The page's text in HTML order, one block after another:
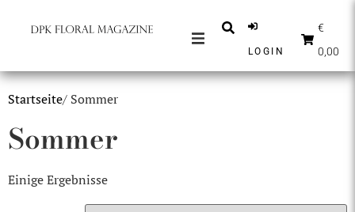
LOGIN
€
0,00
Startseite/ Sommer
Sommer
Einige Ergebnisse